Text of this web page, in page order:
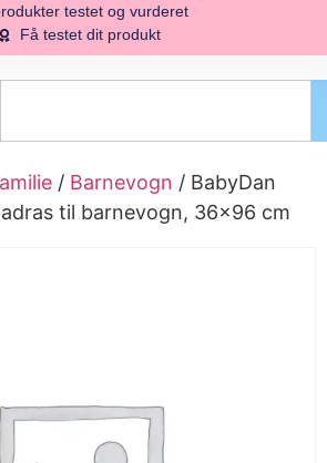
testet og vurderet
Få testet dit produkt
/ Barnevogn / BabyDan
til barnevogn, 36×96 cm